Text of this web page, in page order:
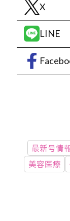
X
LINE
最新号情
美容医療